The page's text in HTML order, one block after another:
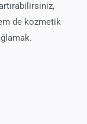
de kozmetik